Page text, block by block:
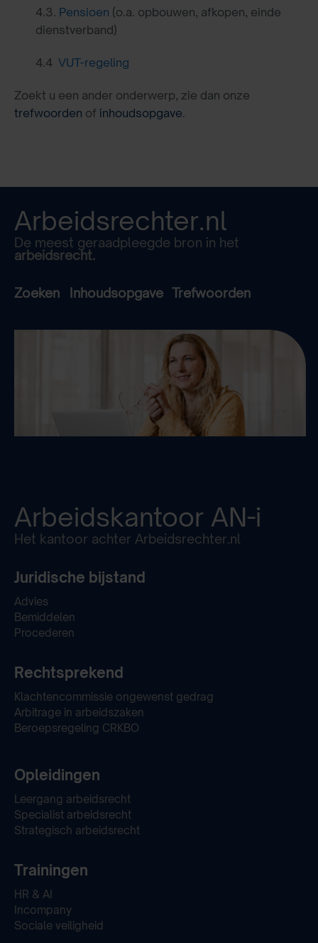
4.3. Pensioen (o.a. opbouwen, afkopen, einde
dienstverband)
4.4 VUT-regeling
Zoekt u een ander onderwerp, zie dan onze
trefwoorden of inhoudsopgave.
Arbeidsrechter.nl
De meest geraadpleegde bron in het
arbeidsrecht.
Zoeken Inhoudsopgave Trefwoorden
Arbeidskantoor AN-i
Het kantoor achter Arbeidsrechter.nl
Juridische bijstand
Advies
Bemiddelen
Procederen
Rechtsprekend
Klachtencommissie ongewenst gedrag
Arbitrage in arbeidszaken
Beroepsregeling CRKBO
Opleidingen
Leergang arbeidsrecht
Specialist arbeidsrecht
Strategisch arbeidsrecht
Trainingen
HR & AI
Incompany
Sociale veiligheid